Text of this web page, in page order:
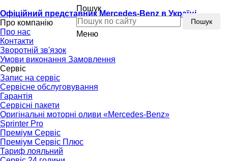
Офіційний представник Mercedes-Benz в Україні
Пошук
Пошук
Меню
Про компанію
Про нас
Контакти
Зворотній зв'язок
Умови виконання Замовлення
Сервіс
Запис на сервіс
Сервісне обслуговування
Гарантія
Сервісні пакети
Оригінальні моторні оливи «Mercedes-Benz»
Sprinter Pro
Преміум Сервіс
Преміум Сервіс Плюс
Тариф лояльний